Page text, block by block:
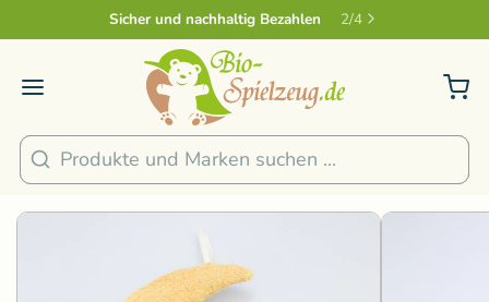
Sicher und nachhaltig Bezahlen 2/4
Suchen
1/3